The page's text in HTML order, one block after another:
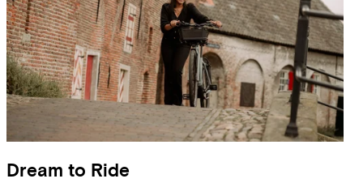
Dream to Ride